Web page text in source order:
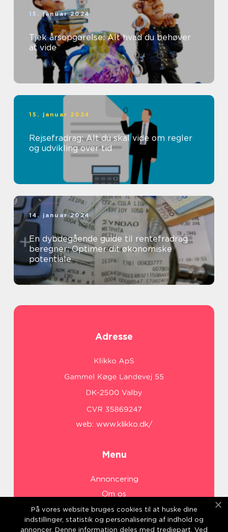
15. januar 2024
Tjek årsopgørelse: Alt hvad du behøver
at vide
15. januar 2024
Rejsefradrag: Alt du skal vide om regler
og udvikling over tid
14. januar 2024
En dybdegående guide til rentefradrag
beregner: Optimer dit økonomiske
potentiale
Adresse
web: www.klikko.dk/
Menu
Annoncering
Om os
Cookies
Kontakt os
På vores website bruges cookies til at huske dine
indstillinger, statistik og personalisering af indhold og
annoncer. Denne information deles med tredjepart. Ved